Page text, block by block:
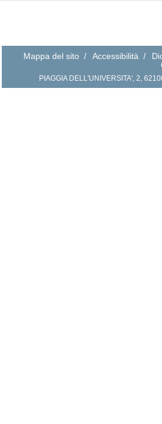
Mappa del sito / Accessibilità /
PIAGGIA DELL'UNIVERSITA', 2,